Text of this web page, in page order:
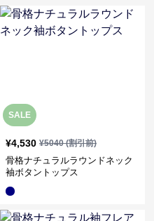
SALE
¥4,530 ¥5040(割引前)
骨格ナチュラルラウンドネック
袖ボタントップス